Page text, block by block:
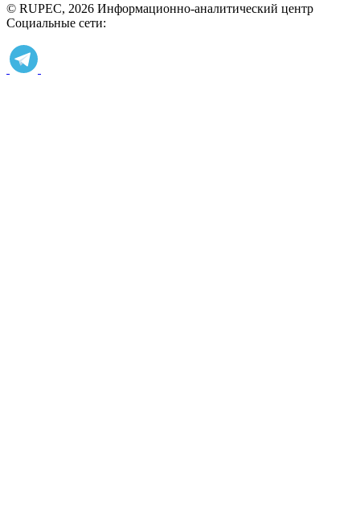
© RUPEC, 2026 Информационно-аналитический центр
Социальные сети: